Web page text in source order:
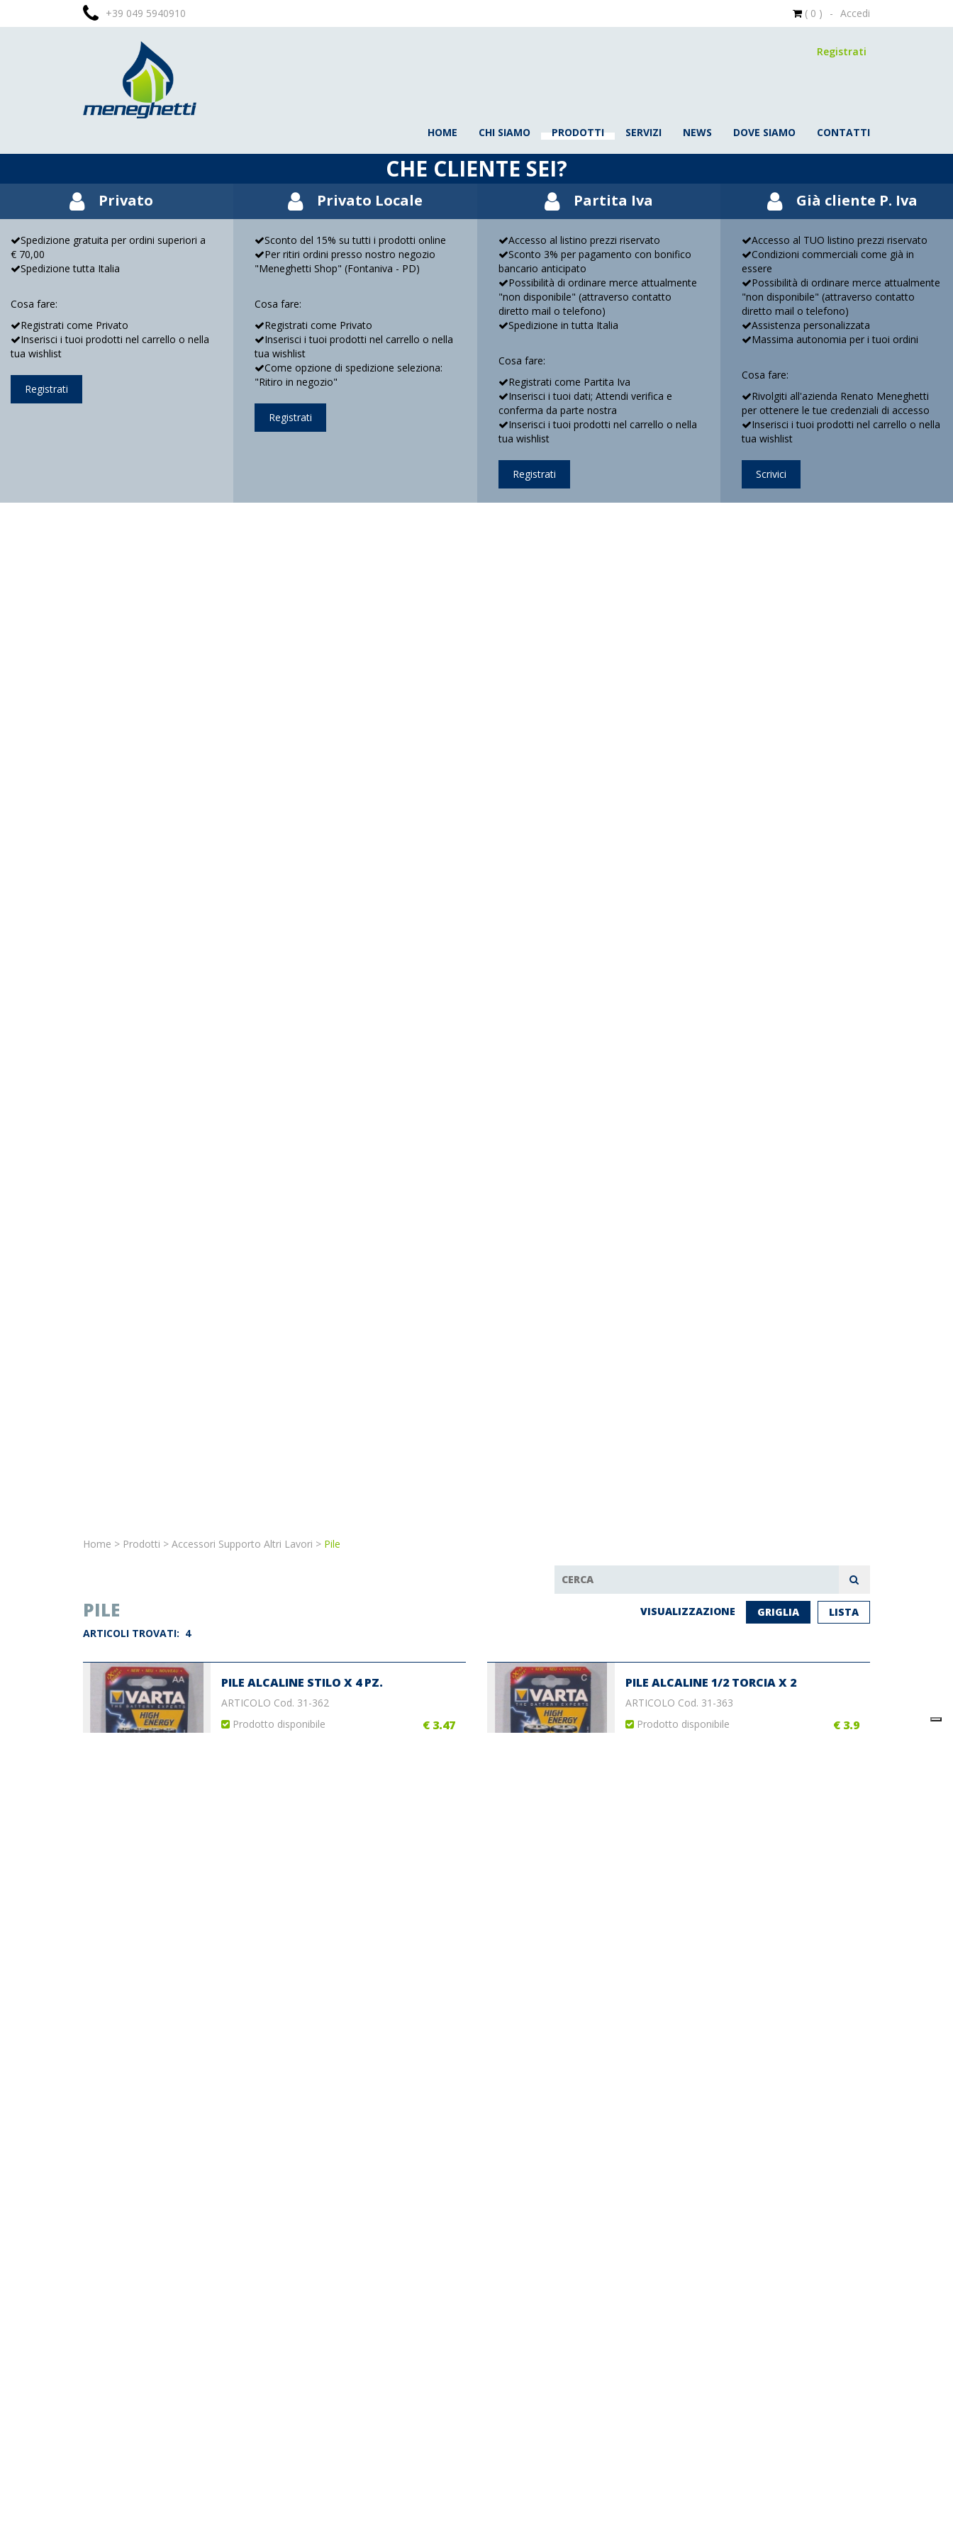
+39 049 5940910 ( 0 ) - Accedi
Registrati
HOME CHI SIAMO PRODOTTI SERVIZI NEWS DOVE SIAMO CONTATTI
CHE CLIENTE SEI?
Privato
Spedizione gratuita per ordini superiori a
€ 70,00
Spedizione tutta Italia
Cosa fare:
Registrati come Privato
Inserisci i tuoi prodotti nel carrello o nella
tua wishlist
Registrati
Privato Locale
Sconto del 15% su tutti i prodotti online
Per ritiri ordini presso nostro negozio
"Meneghetti Shop" (Fontaniva - PD)
Cosa fare:
Registrati come Privato
Inserisci i tuoi prodotti nel carrello o nella
tua wishlist
Come opzione di spedizione seleziona:
"Ritiro in negozio"
Registrati
Partita Iva
Accesso al listino prezzi riservato
Sconto 3% per pagamento con bonifico
bancario anticipato
Possibilità di ordinare merce attualmente
"non disponibile" (attraverso contatto
diretto mail o telefono)
Spedizione in tutta Italia
Cosa fare:
Registrati come Partita Iva
Inserisci i tuoi dati; Attendi verifica e
conferma da parte nostra
Inserisci i tuoi prodotti nel carrello o nella
tua wishlist
Registrati
Già cliente P. Iva
Accesso al TUO listino prezzi riservato
Condizioni commerciali come già in
essere
Possibilità di ordinare merce attualmente
"non disponibile" (attraverso contatto
diretto mail o telefono)
Assistenza personalizzata
Massima autonomia per i tuoi ordini
Cosa fare:
Rivolgiti all'azienda Renato Meneghetti
per ottenere le tue credenziali di accesso
Inserisci i tuoi prodotti nel carrello o nella
tua wishlist
Scrivici
Home > Prodotti > Accessori Supporto Altri Lavori > Pile
PILE
ARTICOLI TROVATI: 4
VISUALIZZAZIONE GRIGLIA LISTA
PILE ALCALINE STILO X 4 PZ.
ARTICOLO Cod. 31-362
Prodotto disponibile
€ 3.47
PILE ALCALINE 1/2 TORCIA X 2
ARTICOLO Cod. 31-363
Prodotto disponibile
€ 3.9